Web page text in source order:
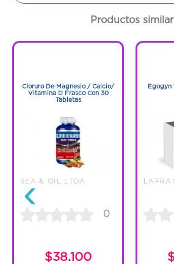
1271224
Productos
‹
Cloruro De Magnesio / Calcio/
Vitamina D Frasco Con 30
Tabletas
SEA & OIL LTDA
0
$38.100
Egogyn